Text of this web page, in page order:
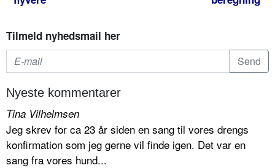
Tilmeld nyhedsmail her
Nyeste kommentarer
Tina Vilhelmsen
Jeg skrev for ca 23 år siden en sang til vores drengs
konfirmation som jeg gerne vil finde igen. Det var en
sang fra vores hund...